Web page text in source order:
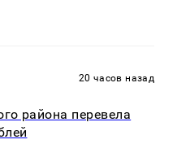
20 часов назад
района перевела